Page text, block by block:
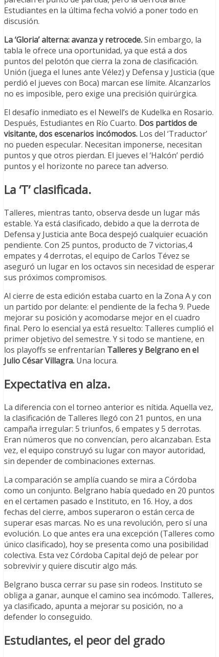
Estudiantes en la última fecha volvió a poner todo en
discusión.
La ‘Gloria’ alterna: avanza y retrocede.Sin embargo, la
tabla le ofrece una oportunidad, ya que está a dos
puntos del pelotón que cierra la zona de clasificación.
Unión (juega el lunes ante Vélez) y Defensa y Justicia (que
perdió el jueves con Boca) marcan ese límite. Alcanzarlos
no es imposible, pero exige una precisión quirúrgica.
El desafío inmediato es el Newell’s de Kudelka en Rosario.
Después, Estudiantes en Río Cuarto. Dos partidos de
visitante, dos escenarios incómodos. Los del ‘Traductor’
no pueden especular. Necesitan imponerse, necesitan
puntos y que otros pierdan. El jueves el ‘Halcón’ perdió
puntos y el horizonte no parece tan adverso.
La ‘T’ clasificada.
Talleres, mientras tanto, observa desde un lugar más
estable. Ya está clasificado, debido a que la derrota de
Defensa y Justicia ante Boca despejó cualquier ecuación
pendiente. Con 25 puntos, producto de 7 victorias,4
empates y 4 derrotas, el equipo de Carlos Tévez se
aseguró un lugar en los octavos sin necesidad de esperar
sus próximos compromisos.
Al cierre de esta edición estaba cuarto en la Zona A y con
un partido por delante: el pendiente de la fecha 9. Puede
mejorar su posición y acomodarse mejor en el cuadro
final. Pero lo esencial ya está resuelto: Talleres cumplió el
primer objetivo del semestre. Y si todo se mantiene, en
los playoffs se enfrentarían Talleres y Belgrano en el
Julio César Villagra. Una locura.
Expectativa en alza.
La diferencia con el torneo anterior es nítida. Aquella vez,
la clasificación de Talleres llegó con 21 puntos, en una
campaña irregular: 5 triunfos, 6 empates y 5 derrotas.
Eran números que no convencían, pero alcanzaban. Esta
vez, el equipo construyó su lugar con mayor autoridad,
sin depender de combinaciones externas.
La comparación se amplía cuando se mira a Córdoba
como un conjunto. Belgrano había quedado en 20 puntos
en el certamen pasado e Instituto, en 16. Hoy, a dos
fechas del cierre, ambos superaron o están cerca de
superar esas marcas. No es una revolución, pero sí una
evolución. Lo que antes era una excepción (Talleres como
único clasificado), hoy se presenta como una posibilidad
colectiva. Esta vez Córdoba Capital dejó de pelear por
sobrevivir y quiere discutir algo más.
Belgrano busca cerrar su pase sin rodeos. Instituto se
obliga a ganar, aunque el camino sea incómodo. Talleres,
ya clasificado, apunta a mejorar su posición, no a
defender lo conseguido.
Estudiantes, el peor del grado